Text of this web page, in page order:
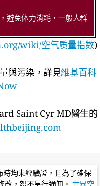
避免体力消耗，一般人群
wiki/空气质量指数)
與污染，詳見維基百科
Saint Cyr MD醫生的
時均未經驗證，且為了確保
改，恕不另行通知。 世界空